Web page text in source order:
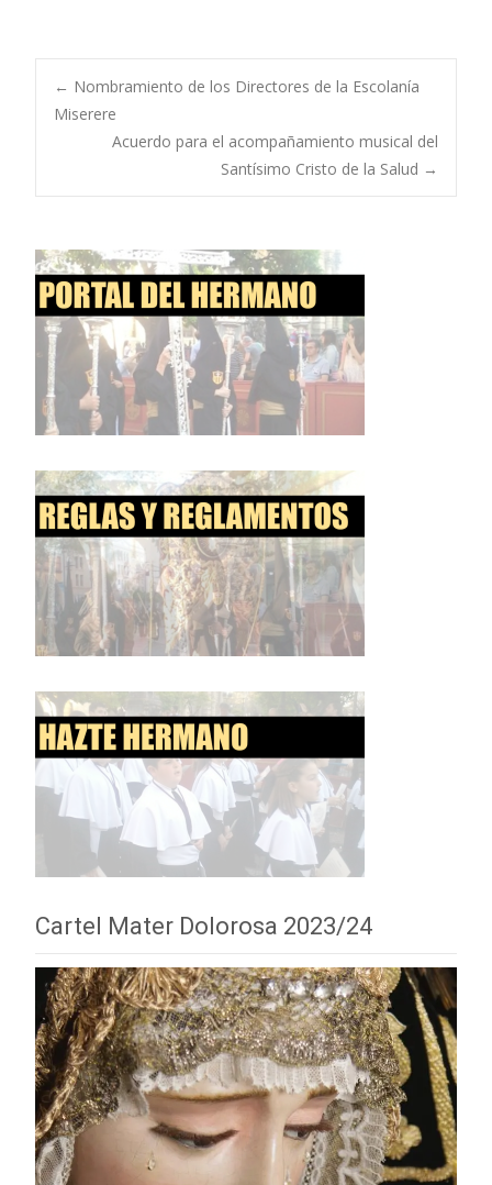
Navegación
entradas
← Nombramiento de los Directores de la Escolanía
Miserere
Acuerdo para el acompañamiento musical del
Santísimo Cristo de la Salud →
Cartel Mater Dolorosa 2023/24